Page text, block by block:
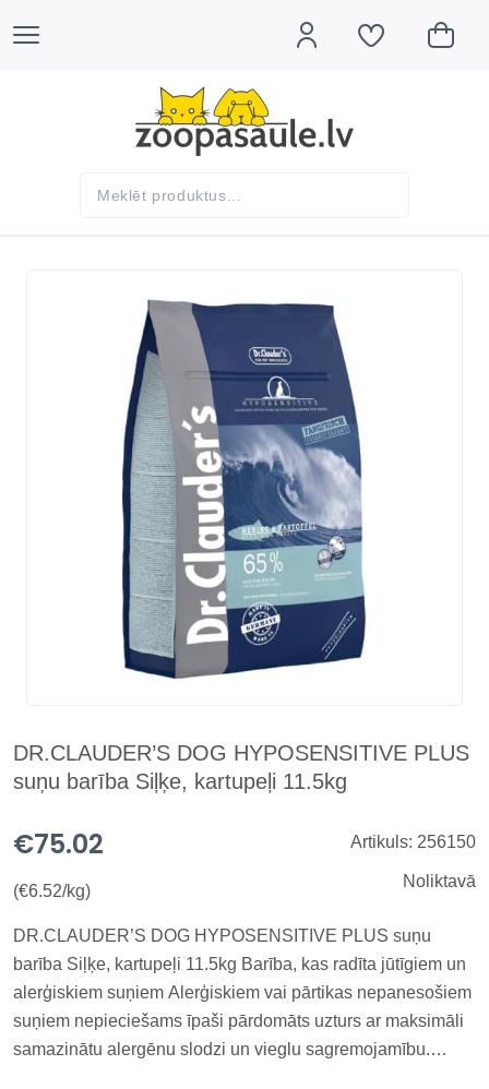
DR.CLAUDER’S DOG HYPOSENSITIVE PLUS
suņu barība Siļķe, kartupeļi 11.5kg
€75.02
(€6.52/kg)
Artikuls: 256150
Noliktavā
DR.CLAUDER’S DOG HYPOSENSITIVE PLUS suņu
barība Siļķe, kartupeļi 11.5kg Barība, kas radīta jūtīgiem un
alerģiskiem suņiem Alerģiskiem vai pārtikas nepanesošiem
suņiem nepieciešams īpaši pārdomāts uzturs ar maksimāli
samazinātu alergēnu slodzi un vieglu sagremojamību.